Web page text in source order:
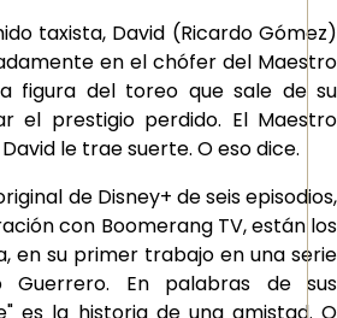
taxista, David (Ricardo Gómez)
en el chófer del Maestro
figura del toreo que sale de su
el prestigio perdido. El Maestro
le trae suerte. O eso dice.
de Disney+ de seis episodios,
con Boomerang TV, están los
en su primer trabajo en una serie
En palabras de sus